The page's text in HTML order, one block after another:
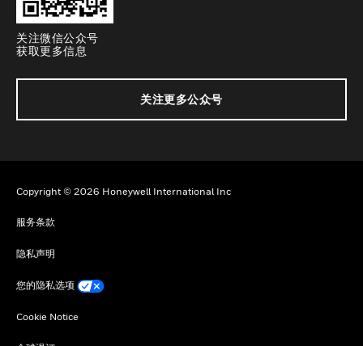
关注微信公众号
获取更多信息
关注更多公众号
Copyright © 2026 Honeywell International Inc
服务条款
隐私声明
您的隐私选项
Cookie Notice